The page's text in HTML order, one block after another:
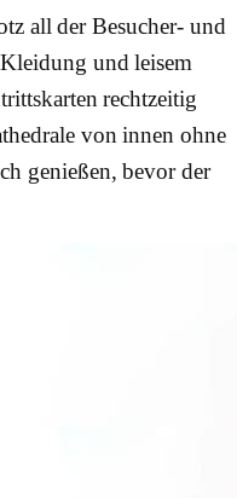
all der Besucher- und
und leisem
rechtzeitig
von innen ohne
genießen, bevor der